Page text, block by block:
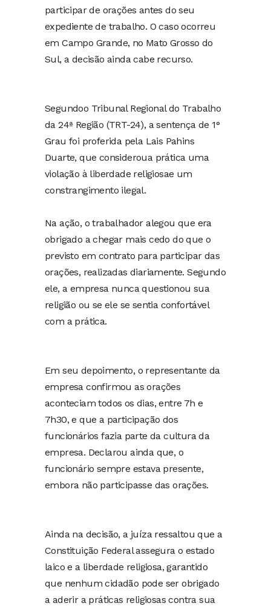
participar de orações antes do seu
expediente de trabalho. O caso ocorreu
em Campo Grande, no Mato Grosso do
Sul, a decisão ainda cabe recurso.
Segundoo Tribunal Regional do Trabalho
da 24ª Região (TRT-24), a sentença de 1°
Grau foi proferida pela Lais Pahins
Duarte, que consideroua prática uma
violação à liberdade religiosae um
constrangimento ilegal.
Na ação, o trabalhador alegou que era
obrigado a chegar mais cedo do que o
previsto em contrato para participar das
orações, realizadas diariamente. Segundo
ele, a empresa nunca questionou sua
religião ou se ele se sentia confortável
com a prática.
Em seu depoimento, o representante da
empresa confirmou as orações
aconteciam todos os dias, entre 7h e
7h30, e que a participação dos
funcionários fazia parte da cultura da
empresa. Declarou ainda que, o
funcionário sempre estava presente,
embora não participasse das orações.
Ainda na decisão, a juíza ressaltou que a
Constituição Federal assegura o estado
laico e a liberdade religiosa, garantido
que nenhum cidadão pode ser obrigado
a aderir a práticas religiosas contra sua